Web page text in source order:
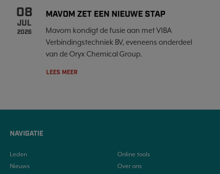
08
JUL
2026
MAVOM ZET EEN NIEUWE STAP
Mavom kondigt de fusie aan met VIBA
Verbindingstechniek BV, eveneens onderdeel
van de Oryx Chemical Group.
LEES MEER
NAVIGATIE
Leden
Nieuws
Online tools
Over ons